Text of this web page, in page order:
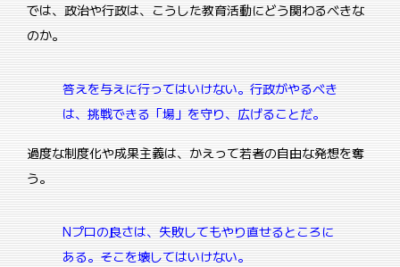
では、政治や行政は、こうした教育活動にどう関わるべきな
のか。
答えを与えに行ってはいけない。行政がやるべき
は、挑戦できる「場」を守り、広げることだ。
過度な制度化や成果主義は、かえって若者の自由な発想を奪
う。
Nプロの良さは、失敗してもやり直せるところに
ある。そこを壊してはいけない。